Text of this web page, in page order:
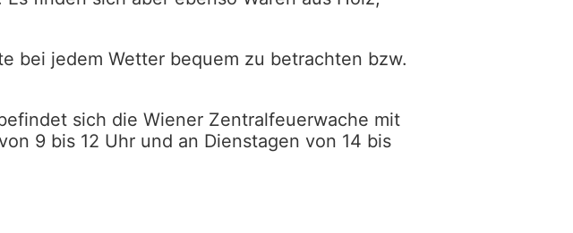
bei jedem Wetter bequem zu betrachten bzw.
sich die Wiener Zentralfeuerwache mit
9 bis 12 Uhr und an Dienstagen von 14 bis